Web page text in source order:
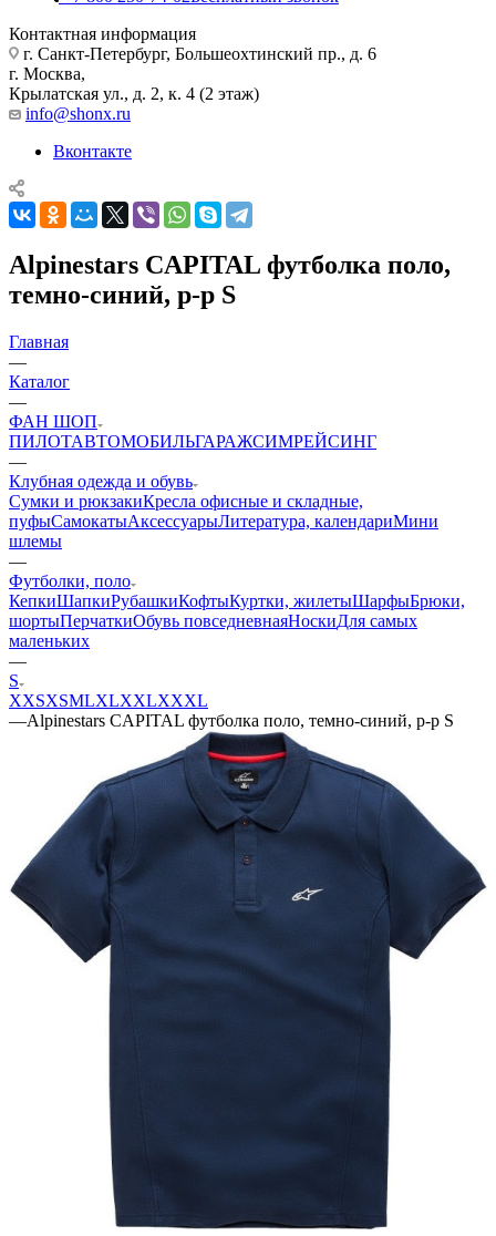
Контактная информация
г. Санкт-Петербург, Большеохтинский пр., д. 6
г. Москва,
Крылатская ул., д. 2, к. 4 (2 этаж)
info@shonx.ru
Вконтакте
Alpinestars CAPITAL футболка поло,
темно-синий, р-р S
Главная
—
Каталог
—
ФАН ШОП
ПИЛОТАВТОМОБИЛЬГАРАЖСИМРЕЙСИНГ
—
Клубная одежда и обувь
Сумки и рюкзакиКресла офисные и складные,
пуфыСамокатыАксессуарыЛитература, календариМини
шлемы
—
Футболки, поло
КепкиШапкиРубашкиКофтыКуртки, жилетыШарфыБрюки,
шортыПерчаткиОбувь повседневнаяНоскиДля самых
маленьких
—
S
XXSXSMLXLXXLXXXL
—Alpinestars CAPITAL футболка поло, темно-синий, р-р S